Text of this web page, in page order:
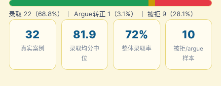
录取 22（68.8%） ｜ Argue转正 1（3.1%） ｜ 被拒 9（28.1%）
32
真实案例
81.9
录取均分中
位
72%
整体录取率
10
被拒/argue
样本